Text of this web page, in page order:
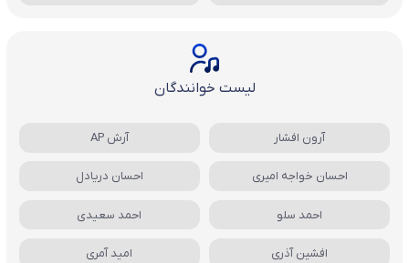
لیست خوانندگان
آرون افشار آرش AP
احسان خواجه امیری احسان دریادل
احمد سلو احمد سعیدی
افشین آذری امید آمری